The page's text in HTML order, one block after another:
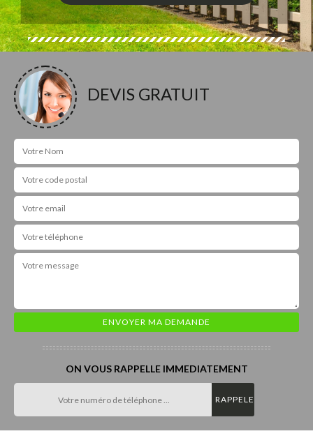
DEVIS GRATUIT
ON VOUS RAPPELLE IMMEDIATEMENT